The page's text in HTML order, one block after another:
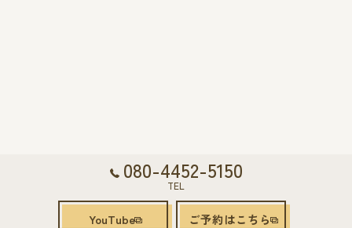
080-4452-5150
TEL
YouTube ご予約はこちら